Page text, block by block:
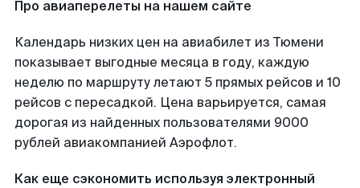
Про авиаперелеты на нашем сайте
Календарь низких цен на авиабилет из Тюмени
показывает выгодные месяца в году, каждую
неделю по маршруту летают 5 прямых рейсов и 10
рейсов с пересадкой. Цена варьируется, самая
дорогая из найденных пользователями 9000
рублей авиакомпанией Аэрофлот.
Как еще сэкономить используя электронный